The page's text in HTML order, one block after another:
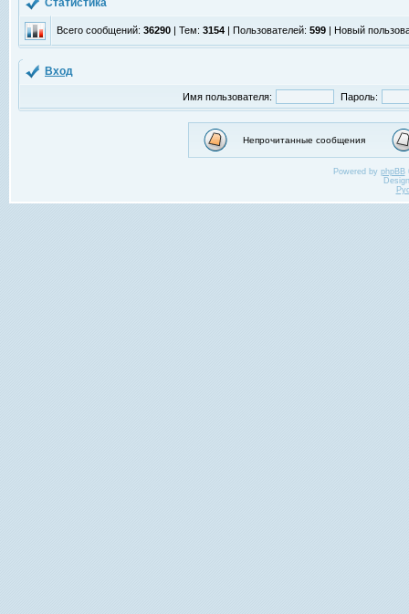
Статистика
Всего сообщений: 36290 | Тем: 3154 | Пользователей: 599 | Новый
Вход
Имя пользователя: Пароль:
Непрочитанные сообщения
Powered by phpBB